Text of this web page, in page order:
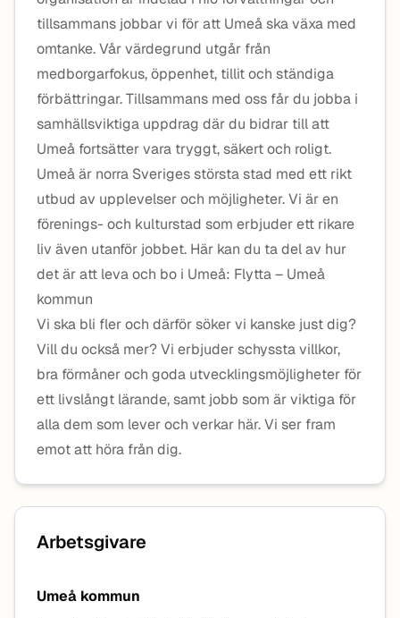
tillsammans jobbar vi för att Umeå ska växa med
omtanke. Vår värdegrund utgår från
medborgarfokus, öppenhet, tillit och ständiga
förbättringar. Tillsammans med oss får du jobba i
samhällsviktiga uppdrag där du bidrar till att
Umeå fortsätter vara tryggt, säkert och roligt.
Umeå är norra Sveriges största stad med ett rikt
utbud av upplevelser och möjligheter. Vi är en
förenings- och kulturstad som erbjuder ett rikare
liv även utanför jobbet. Här kan du ta del av hur
det är att leva och bo i Umeå: Flytta – Umeå
kommun
Vi ska bli fler och därför söker vi kanske just dig?
Vill du också mer? Vi erbjuder schyssta villkor,
bra förmåner och goda utvecklingsmöjligheter för
ett livslångt lärande, samt jobb som är viktiga för
alla dem som lever och verkar här. Vi ser fram
emot att höra från dig.
Arbetsgivare
Umeå kommun